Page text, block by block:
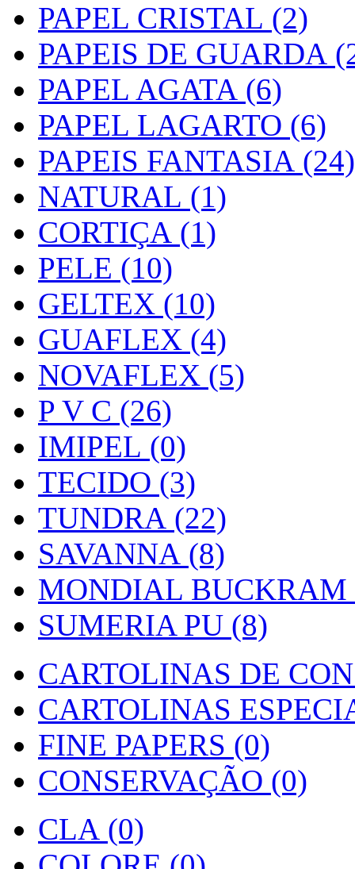
PAPEL CRISTAL (2)
PAPEIS DE GUARDA
PAPEL AGATA (6)
PAPEL LAGARTO (6)
PAPEIS FANTASIA (24)
NATURAL (1)
CORTIÇA (1)
PELE (10)
GELTEX (10)
GUAFLEX (4)
NOVAFLEX (5)
P V C (26)
IMIPEL (0)
TECIDO (3)
TUNDRA (22)
SAVANNA (8)
MONDIAL BUCKRAM
SUMERIA PU (8)
CARTOLINAS DE
CARTOLINAS
FINE PAPERS (0)
CONSERVAÇÃO (0)
CLA (0)